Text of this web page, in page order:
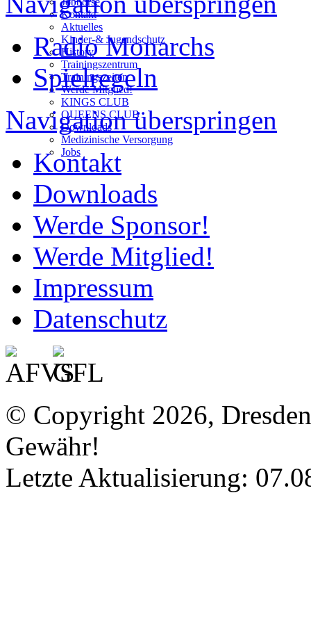
Kontakt
Aktuelles
Kinder-& Jugendschutz
History
Trainingszentrum
Trainingszeiten
Werde Mitglied!
KINGS CLUB
QUEENS CLUB
Downloads
Medizinische Versorgung
Jobs
Radio Monarchs
Spielregeln
Navigation überspringen
Kontakt
Downloads
Werde Sponsor!
Werde Mitglied!
Impressum
Datenschutz
© Copyright 2026,
Gewähr!
Letzte Aktualisierung: